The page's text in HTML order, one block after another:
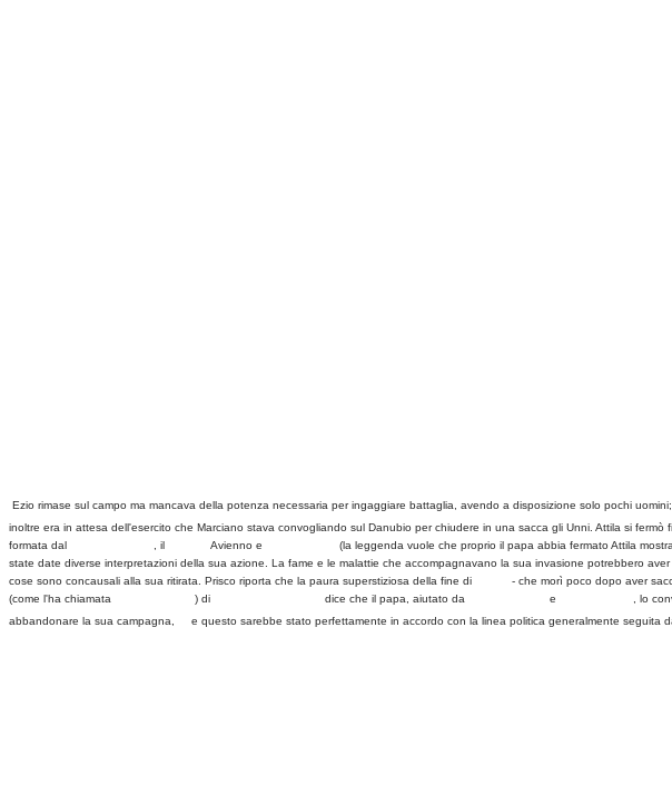
Ezio rimase sul campo ma mancava della potenza necessaria per ingaggiare battaglia, avendo a disposizione solo pochi
inoltre era in attesa dell'esercito che Marciano stava convogliando sul Danubio per chiudere in una sacca gli Unni. Attila si fermò
formata dal
, il Avienno e
(la leggenda vuole che proprio il papa abbia fermato Attila
state date diverse interpretazioni della sua azione. La fame e le malattie che accompagnavano la sua invasione potrebbero
cose sono concausali alla sua ritirata. Prisco riporta che la paura superstiziosa della fine di
- che morì poco dopo aver
(come l'ha chiamata
) di dice che il papa, aiutato da e
, lo
abbandonare la sua campagna,
e questo sarebbe stato perfettamente in accordo con la linea politica generalmente seguita